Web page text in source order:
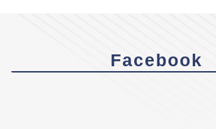
Facebook